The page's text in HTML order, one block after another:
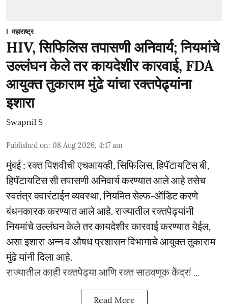
महाराष्ट्र
HIV, सिफिलिस तपासणी अनिवार्य; नियमांचे
उल्लंघन केले तर कायदेशीर कारवाई, FDA
आयुक्त तुकाराम मुंढे यांचा रक्तपेढ्यांना
इशारा
Swapnil S
Published on: 08 Aug 2026, 4:17 am
मुंबई : रक्त पिशवीची एचआयव्ही, सिफिलिस, हिपॅटायटिस बी,
हिपॅटायटिस सी तपासणी अनिवार्य करण्यात आले आहे तसेच
स्वतंत्र क्वारंटाईन व्यवस्था, नियमित सेल्फ-ऑडिट करणे
बंधनकारक करण्यात आले आहे. राज्यातील रक्तपेढ्यांनी
नियमांचे उल्लंघन केले तर कायदेशीर कारवाई करण्यात येईल,
असा इशारा अन्न व औषध प्रशासन विभागाचे आयुक्त तुकाराम
मुंढे यांनी दिला आहे.
राज्यातील काही रक्तपेढ्या आणि रक्त साठवणूक केंद्रां ...
Read More